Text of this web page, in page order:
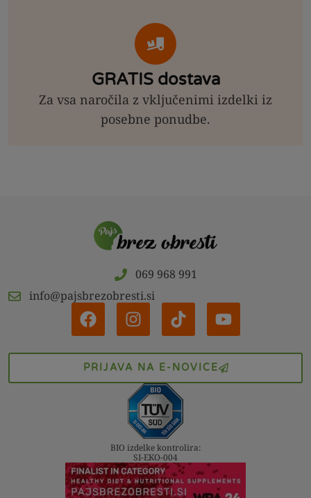
GRATIS dostava
Za vsa naročila z vključenimi izdelki iz
posebne ponudbe.
069 968 991
info@pajsbrezobresti.si
PRIJAVA NA E-NOVICE
BIO izdelke kontrolira:
SI-EKO-004